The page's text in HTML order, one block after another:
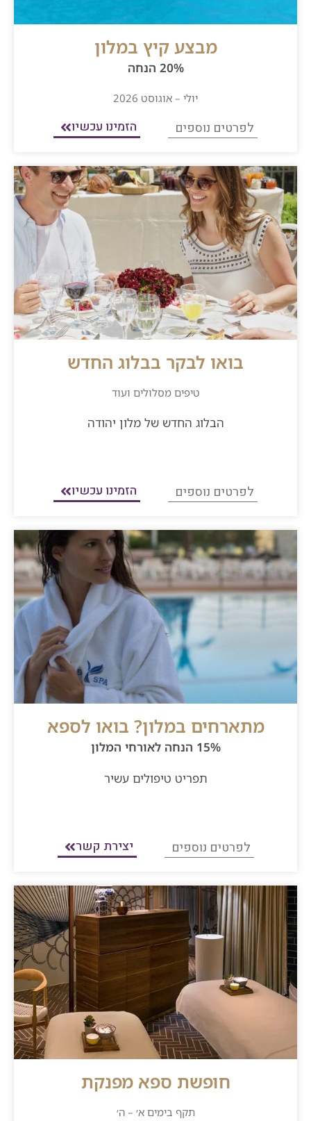
מבצע קיץ במלון
20% הנחה
יולי – אוגוסט 2026
לפרטים נוספים הזמינו עכשיו
בואו לבקר בבלוג החדש
טיפים מסלולים ועוד
הבלוג החדש של מלון יהודה
לפרטים נוספים הזמינו עכשיו
מתארחים במלון? בואו לספא
15% הנחה לאורחי המלון
תפריט טיפולים עשיר
לפרטים נוספים יצירת קשר
חופשת ספא מפנקת
תקף בימים א׳ – ה׳